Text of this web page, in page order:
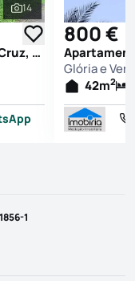
Ver todas as
14
Espaço comercial em Glória e Vera Cruz, Aveiro
800 €
Glória e
42m2
1